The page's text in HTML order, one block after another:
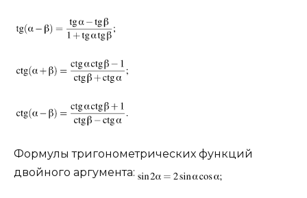
Формулы тригонометрических функций
двойного аргумента: